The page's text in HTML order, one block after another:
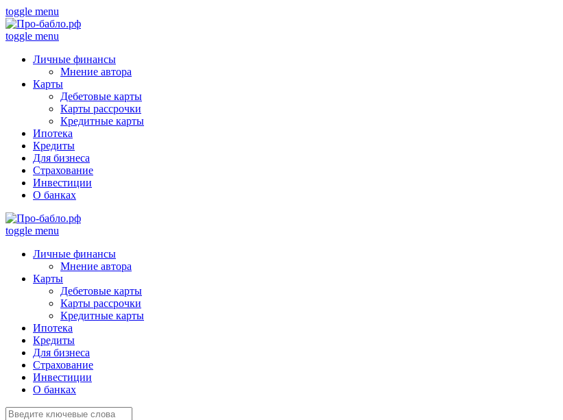
toggle menu
toggle menu
Личные финансы
Мнение автора
Карты
Дебетовые карты
Карты рассрочки
Кредитные карты
Ипотека
Кредиты
Для бизнеса
Страхование
Инвестиции
О банках
toggle menu
Личные финансы
Мнение автора
Карты
Дебетовые карты
Карты рассрочки
Кредитные карты
Ипотека
Кредиты
Для бизнеса
Страхование
Инвестиции
О банках